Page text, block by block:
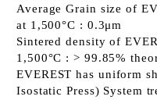
Average Grain size of
at 1,500°C : 0.3μm
Sintered density of
1,500°C : > 99.85%
EVEREST has uniform
Isostatic Press) System